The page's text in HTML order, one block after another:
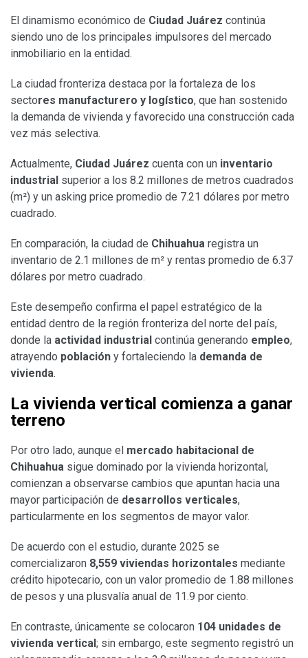
El dinamismo económico de Ciudad Juárez continúa
siendo uno de los principales impulsores del mercado
inmobiliario en la entidad.
La ciudad fronteriza destaca por la fortaleza de los
sectores manufacturero y logístico, que han sostenido
la demanda de vivienda y favorecido una construcción cada
vez más selectiva.
Actualmente, Ciudad Juárez cuenta con un inventario
industrial superior a los 8.2 millones de metros cuadrados
(m²) y un asking price promedio de 7.21 dólares por metro
cuadrado.
En comparación, la ciudad de Chihuahua registra un
inventario de 2.1 millones de m² y rentas promedio de 6.37
dólares por metro cuadrado.
Este desempeño confirma el papel estratégico de la
entidad dentro de la región fronteriza del norte del país,
donde la actividad industrial continúa generando empleo,
atrayendo población y fortaleciendo la demanda de
vivienda.
La vivienda vertical comienza a ganar
terreno
Por otro lado, aunque el mercado habitacional de
Chihuahua sigue dominado por la vivienda horizontal,
comienzan a observarse cambios que apuntan hacia una
mayor participación de desarrollos verticales,
particularmente en los segmentos de mayor valor.
De acuerdo con el estudio, durante 2025 se
comercializaron 8,559 viviendas horizontales mediante
crédito hipotecario, con un valor promedio de 1.88 millones
de pesos y una plusvalía anual de 11.9 por ciento.
En contraste, únicamente se colocaron 104 unidades de
vivienda vertical; sin embargo, este segmento registró un